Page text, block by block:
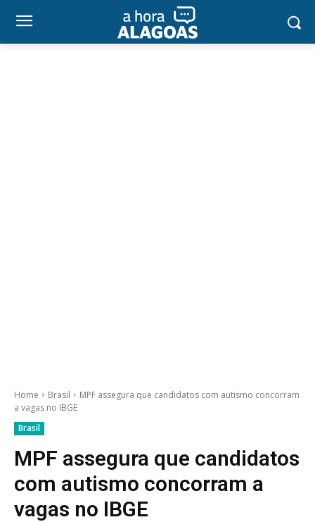
Home Brasil
MPF assegura que candidatos com autismo concorram
a vagas no IBGE
Brasil
MPF assegura que candidatos
com autismo concorram a
vagas no IBGE